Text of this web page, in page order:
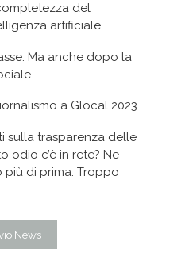
del
artificiale
Ma anche dopo la
a Glocal 2023
sulla trasparenza delle
odio c’è in rete? Ne
di prima. Troppo
News